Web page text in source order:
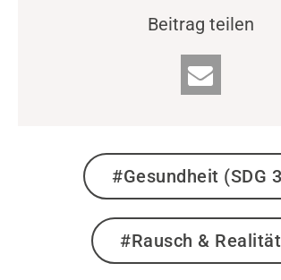
Beitrag teilen
#Gesundheit (SDG
#Rausch & Realität